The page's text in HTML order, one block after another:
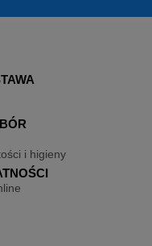
i higieny